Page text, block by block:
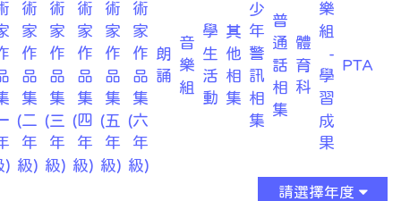
)
術
家
作
品
集
(二
年
級)
術
家
作
品
集
(三
年
級)
術
家
作
品
集
(四
年
級)
術
家
作
品
集
(五
年
級)
術
家
作
品
集
(六
年
級)
朗
誦
音
樂
組
學
生
活
動
其
他
相
集
少
年
警
訊
相
集
普
通
話
相
集
體
育
科
樂
組
-
學
習
成
果
PTA
請選擇年度